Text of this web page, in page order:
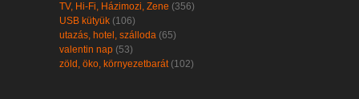
TV, Hi-Fi, Házimozi, Zene (356)
USB kütyük (106)
utazás, hotel, szálloda (65)
valentin nap (53)
zöld, öko, környezetbarát(102)